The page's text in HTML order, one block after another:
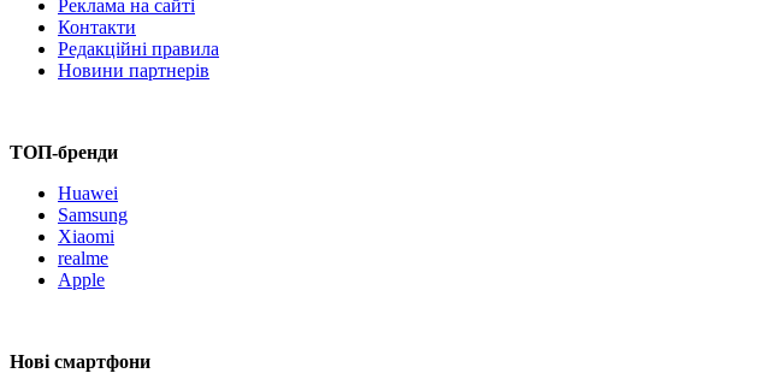
Реклама на сайті
Контакти
Редакційні правила
Новини партнерів
ТОП-бренди
Huawei
Samsung
Xiaomi
realme
Apple
Нові смартфони